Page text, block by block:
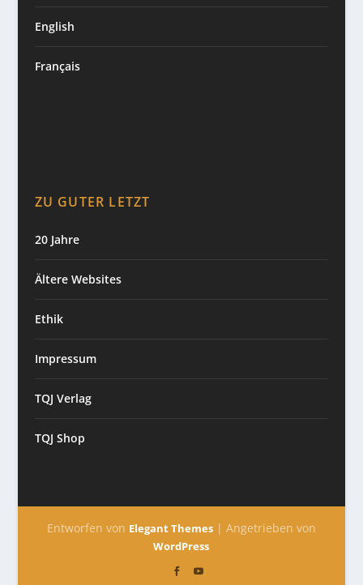
English
Français
ZU GUTER LETZT
20 Jahre
Ältere Websites
Ethik
Impressum
TQJ Verlag
TQJ Shop
Entworfen von Elegant Themes| Angetrieben von
WordPress